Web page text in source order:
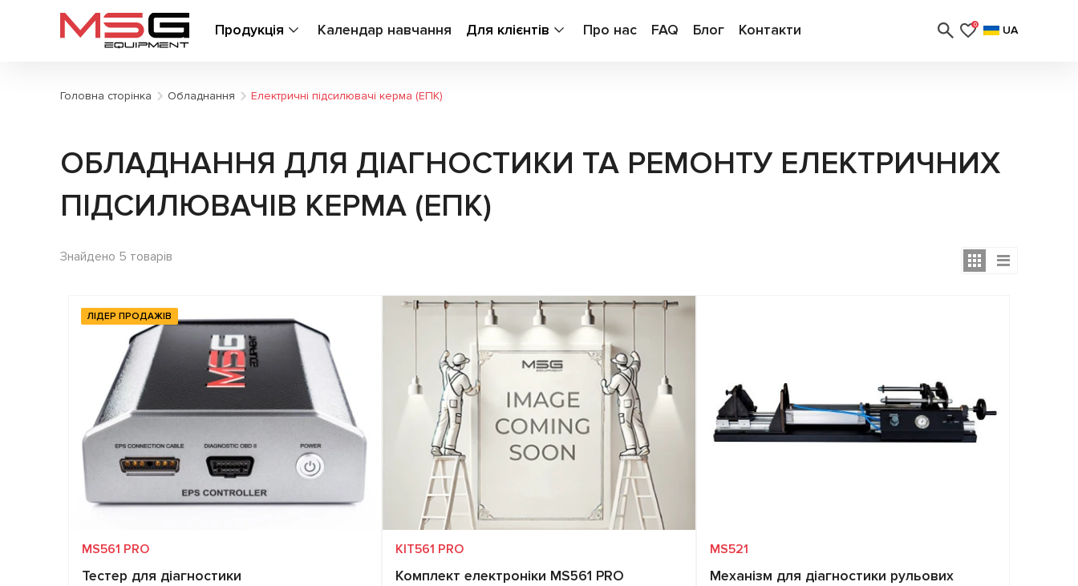
Продукція Календар навчання Для клієнтів Про нас FAQ Блог Контакти 0 UA
Головна сторінка Обладнання Електричні підсилювачі керма (ЕПК)
ОБЛАДНАННЯ ДЛЯ ДІАГНОСТИКИ ТА РЕМОНТУ ЕЛЕКТРИЧНИХ
ПІДСИЛЮВАЧІВ КЕРМА (ЕПК)
Знайдено 5 товарів
ЛІДЕР ПРОДАЖІВ
MS561 PRO
Тестер для діагностики
KIT561 PRO
Комплект електроніки MS561 PRO
MS521
Механізм для діагностики рульових